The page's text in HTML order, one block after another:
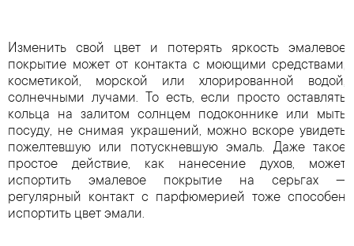
Изменить свой цвет и потерять яркость эмалевое
покрытие может от контакта с моющими средствами,
косметикой, морской или хлорированной водой,
солнечными лучами. То есть, если просто оставлять
кольца на залитом солнцем подоконнике или мыть
посуду, не снимая украшений, можно вскоре увидеть
пожелтевшую или потускневшую эмаль. Даже такое
простое действие, как нанесение духов, может
испортить эмалевое покрытие на серьгах —
регулярный контакт с парфюмерией тоже способен
испортить цвет эмали.